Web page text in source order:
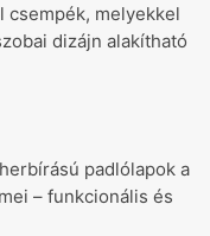
csempék, melyekkel
dizájn alakítható
padlólapok a
– funkcionális és